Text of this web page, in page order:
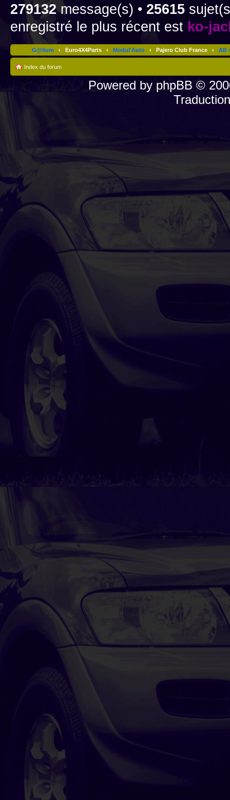
279132message(s) • 25615
enregistré le plus récent est ko-
G@lium ‹ Euro4X4Parts ‹ Modul'Auto ‹ Pajero Club France ‹ AB
Index du forum
Powered by phpBB ©